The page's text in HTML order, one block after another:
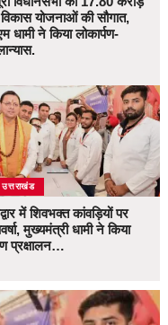
योजनाओं की सौगात,
धामी ने किया लोकार्पण-
उत्तराखंड
में शिवभक्त कांवड़ियों पर
मुख्यमंत्री धामी ने किया
प्रक्षालन…